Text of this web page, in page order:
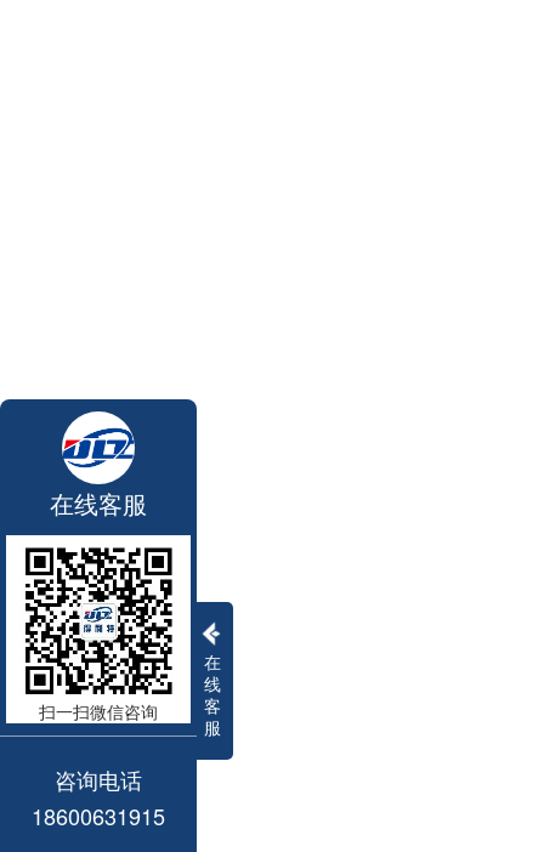
在
线
客
服
在线客服
扫一扫微信咨询
咨询电话
18600631915